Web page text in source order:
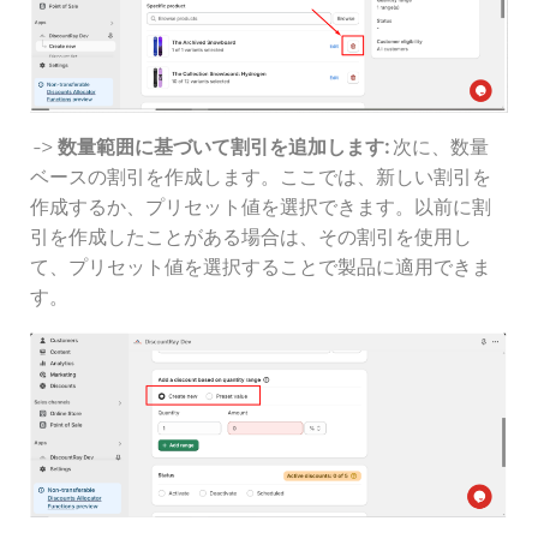
-> 数量範囲に基づいて割引を追加します: 次に、数量
ベースの割引を作成します。ここでは、新しい割引を
作成するか、プリセット値を選択できます。以前に割
引を作成したことがある場合は、その割引を使用し
て、プリセット値を選択することで製品に適用できま
す。